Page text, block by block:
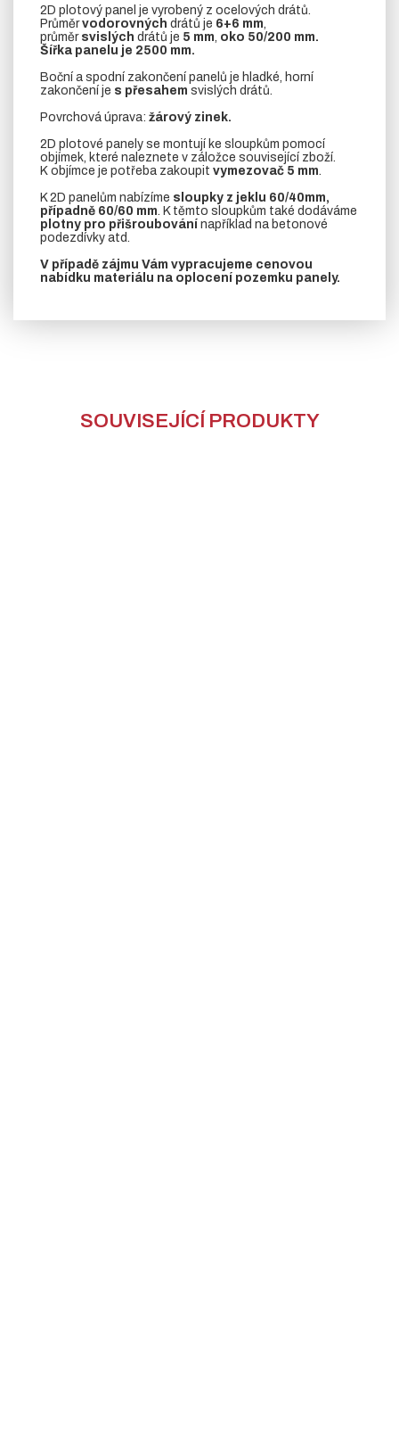
2D plotový panel je vyrobený z ocelových drátů.
Průměrvodorovných drátů je 6+6 mm,
průměr svislých drátů je 5 mm, oko 50/200 mm.
Šířka panelu je 2500 mm.
Boční a spodní zakončení panelů je hladké, horní
zakončení je s přesahem svislých drátů.
Povrchová úprava: žárový zinek.
2D plotové panely se montují ke sloupkům pomocí
objímek, které naleznete v záložce související zboží.
K objímce je potřeba zakoupit vymezovač 5 mm.
K 2D panelům nabízíme sloupky z jeklu 60/40mm,
případně 60/60 mm. K těmto sloupkům také dodáváme
plotny pro přišroubování například na betonové
podezdívky atd.
V případě zájmu Vám vypracujeme cenovou
nabídku materiálu na oplocení pozemku panely.
SOUVISEJÍCÍ PRODUKTY